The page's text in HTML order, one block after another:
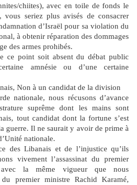
chiites), avec en toile de fonds le
vous seriez plus avisés de consacrer
d’Israël pour sa violation du
à obtenir réparation des dommages
des armes prohibés.
ce point soit absent du débat public
amnésie ou d’une certaine
Non à un candidat de la division
nationale, nous récusons d’avance
suprême dont les mains sont
tout candidat dont la fortune s’est
guerre. Il ne saurait y avoir de prime à
nationale.
des Libanais et de l’injustice qu’ils
vivement l’assassinat du premier
la même vigueur que nous
du premier ministre Rachid Karamé,